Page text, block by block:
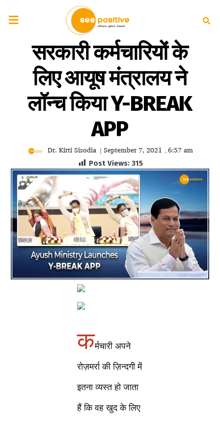
सरकारी कर्मचारियों के
लिए आयूष मंत्रालय ने
लॉन्च किया Y-BREAK
APP
Dr. Kirti Sisodia | September 7, 2021 , 6:57 am
Post Views: 315
कर्मचारी अपने
रोज़मर्रा की ज़िन्दगी में
इतना व्यस्त हो जाता
हैं कि वह खुद के लिए